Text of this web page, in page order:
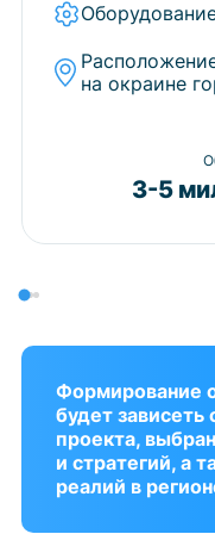
на окраине
3-5
Формирование
будет зависеть
проекта,
и стратегий, а
реалий в